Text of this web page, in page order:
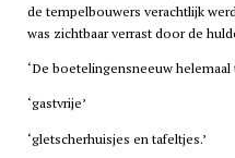
de tempelbouwers verachtlijk
was zichtbaar verrast door de
‘De boetelingensneeuw
‘gastvrije’
‘gletscherhuisjes en tafeltjes.’